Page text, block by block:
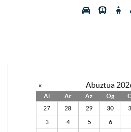
« Abuztua
Al Ar Az Og
27
28 29 30
3 4 5 6